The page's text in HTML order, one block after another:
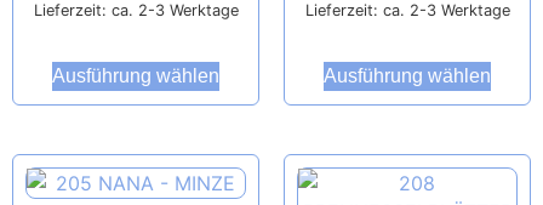
Lieferzeit: ca. 2-3 Werktage
Ausführung wählen
Lieferzeit: ca. 2-3 Werktage
Ausführung wählen